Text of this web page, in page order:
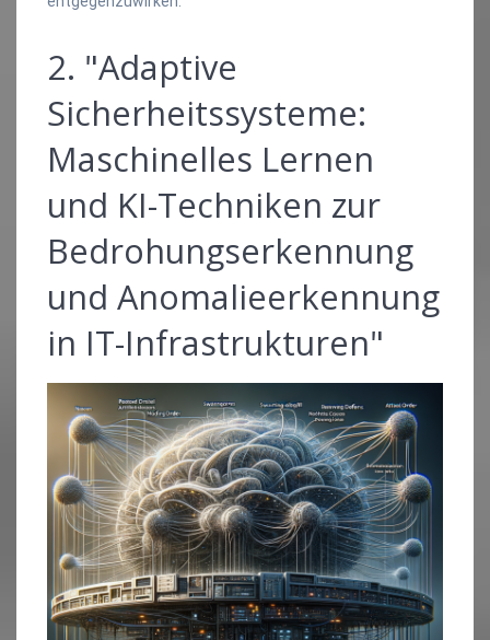
2. "Adaptive
Sicherheitssysteme:
Maschinelles Lernen
und KI-Techniken zur
Bedrohungserkennung
und Anomalieerkennung
in IT-Infrastrukturen"